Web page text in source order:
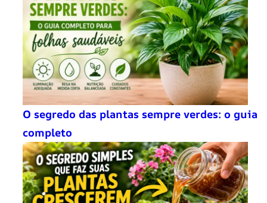
O segredo das plantas sempre verdes: o guia
completo